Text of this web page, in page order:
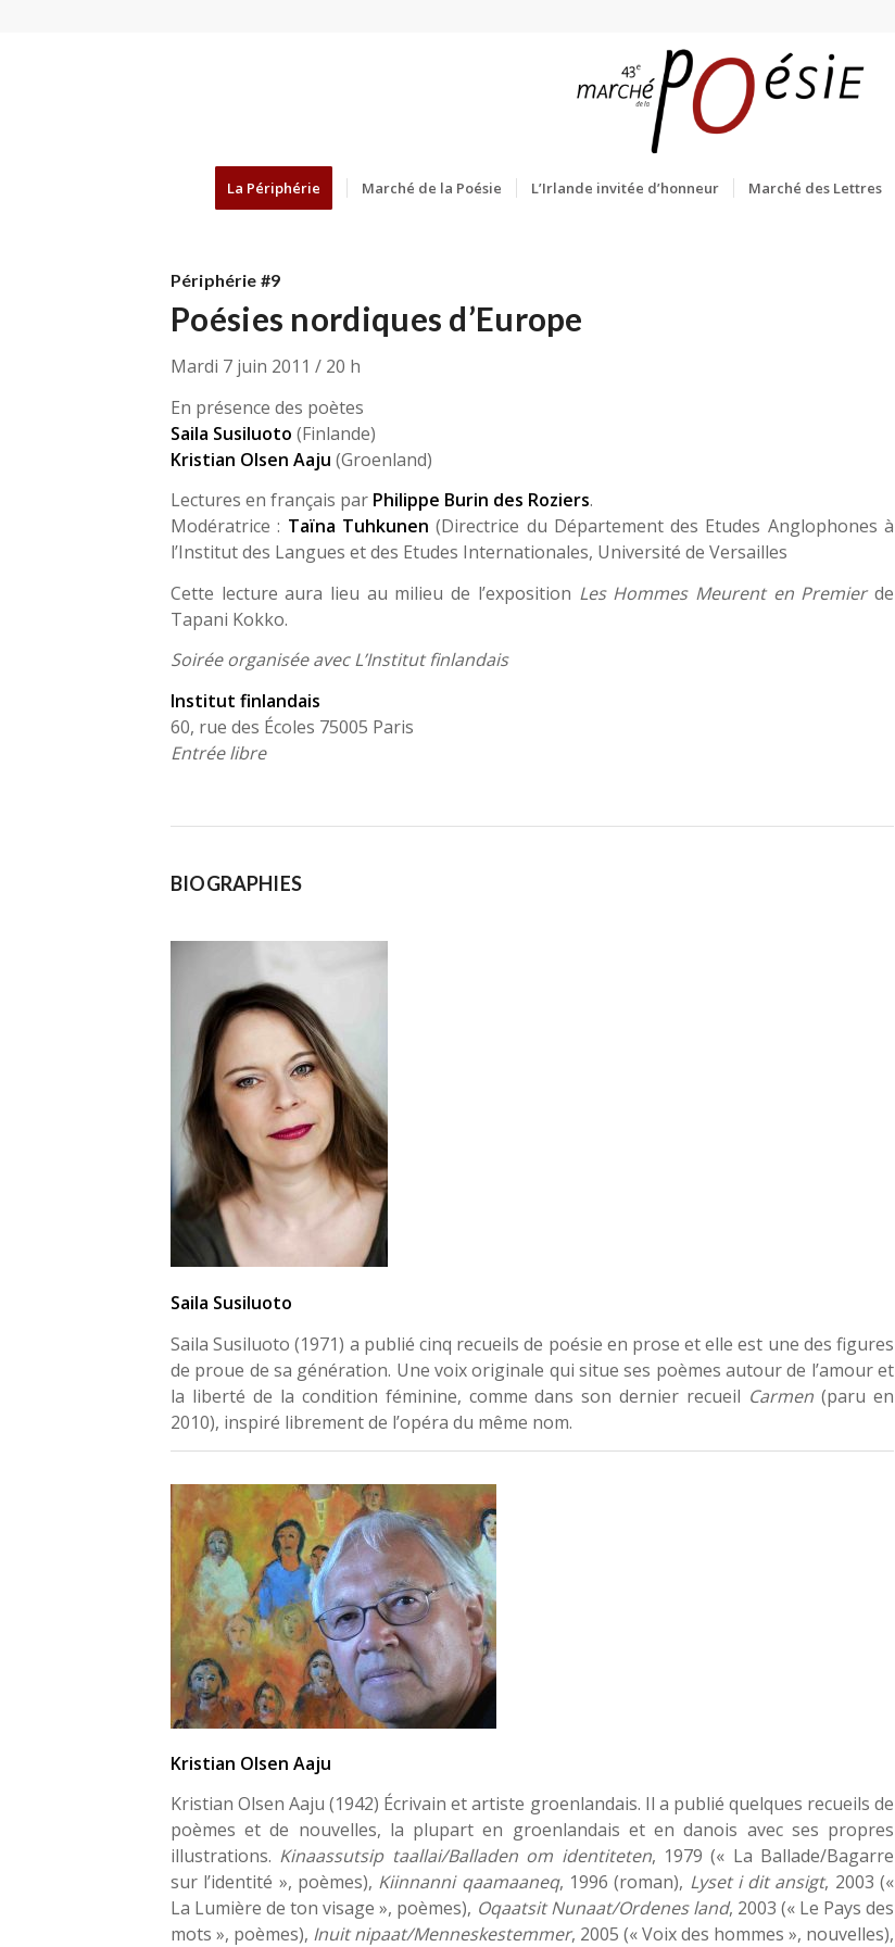
La Périphérie Marché de la Poésie L’Irlande invitée d’honneur Marché des Lettres
Périphérie #9
Poésies nordiques d’Europe
Mardi 7 juin 2011 / 20 h
En présence des poètes
Saila Susiluoto (Finlande)
Kristian Olsen Aaju (Groenland)
Lectures en français par Philippe Burin des Roziers.
Modératrice : Taïna Tuhkunen (Directrice du Département des Etudes Anglophones à
l’Institut des Langues et des Etudes Internationales, Université de Versailles
Cette lecture aura lieu au milieu de l’exposition Les Hommes Meurent en Premierde
Tapani Kokko.
Soirée organisée avec L’Institut finlandais
Institut finlandais
60, rue des Écoles 75005 Paris
Entrée libre
BIOGRAPHIES
Saila Susiluoto
Saila Susiluoto (1971) a publié cinq recueils de poésie en prose et elle est une des figures
de proue de sa génération. Une voix originale qui situe ses poèmes autour de l’amour et
la liberté de la condition féminine, comme dans son dernier recueil Carmen (paru en
2010), inspiré librement de l’opéra du même nom.
Kristian Olsen Aaju
Kristian Olsen Aaju (1942) Écrivain et artiste groenlandais. Il a publié quelques recueils de
poèmes et de nouvelles, la plupart en groenlandais et en danois avec ses propres
illustrations. Kinaassutsip taallai/Balladen om identiteten, 1979 (« La Ballade/Bagarre
sur l’identité », poèmes), Kiinnanni qaamaaneq, 1996 (roman), Lyset i dit ansigt, 2003 («
La Lumière de ton visage », poèmes), Oqaatsit Nunaat/Ordenes land, 2003 (« Le Pays des
mots », poèmes), Inuit nipaat/Menneskestemmer, 2005 (« Voix des hommes », nouvelles),